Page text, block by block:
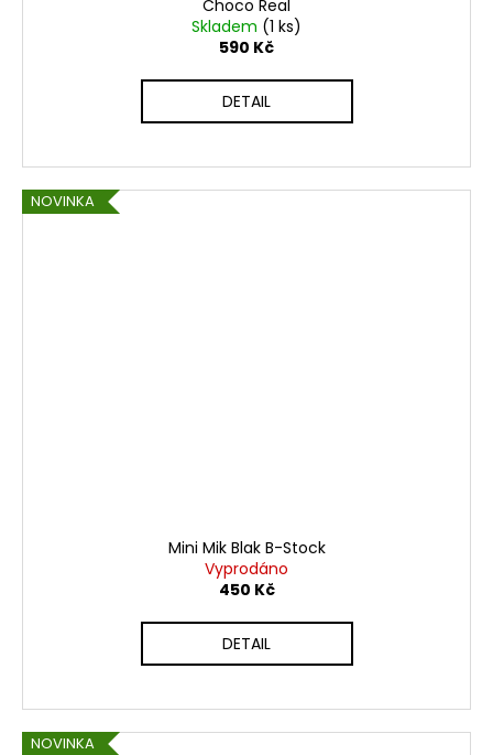
Choco Real
Skladem (1 ks)
590 Kč
DETAIL
NOVINKA
Mini Mik Blak B-Stock
Vyprodáno
450 Kč
DETAIL
NOVINKA